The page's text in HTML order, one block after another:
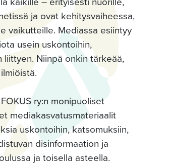
ja ovat kehitysvaiheessa,
vaikutteille. Mediassa esiintyy
usein uskontoihin,
Niinpä onkin tärkeää,
ry:n monipuoliset
mediakasvatusmateriaalit
uskontoihin, katsomuksiin,
disinformaation ja
ja toisella asteella.